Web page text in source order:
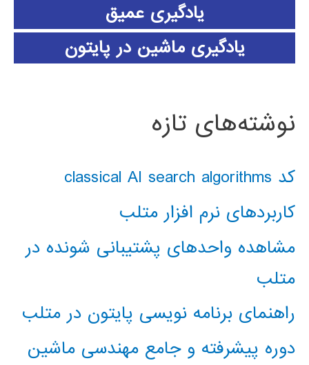
یادگیری عمیق
یادگیری ماشین در پایتون
نوشته‌های تازه
کد classical AI search algorithms
کاربردهای نرم افزار متلب
مشاهده واحدهای پشتیبانی شونده در
متلب
راهنمای برنامه نویسی پایتون در متلب
دوره پیشرفته و جامع مهندسی ماشین